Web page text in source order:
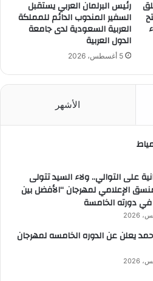
رئيس البرلمان العربي يستقبل
السفير المندوب الدائم للمملكة
العربية السعودية لدى جامعة
الدول العربية
5 أغسطس، 2026
الأشهر
على التوالي.. ولاء السيد تتولى
الإعلامي لمهرجان “الأفضل بين
دورته الخامسة
يعلن عن الدوره الخامسه لمهرجان